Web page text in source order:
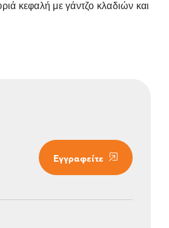
κεφαλή με γάντζο κλαδιών και
Εγγραφείτε